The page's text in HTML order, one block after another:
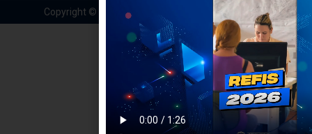
Copyright © 2024 Criado com pela Renovar Web